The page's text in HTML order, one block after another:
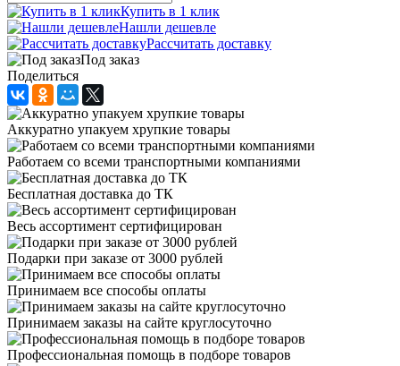
Купить в 1 клик
Нашли дешевле
Рассчитать доставку
Под заказ
Поделиться
Аккуратно упакуем хрупкие товары
Работаем со всеми транспортными компаниями
Бесплатная доставка до ТК
Весь ассортимент сертифицирован
Подарки при заказе от 3000 рублей
Принимаем все способы оплаты
Принимаем заказы на сайте круглосуточно
Профессиональная помощь в подборе товаров